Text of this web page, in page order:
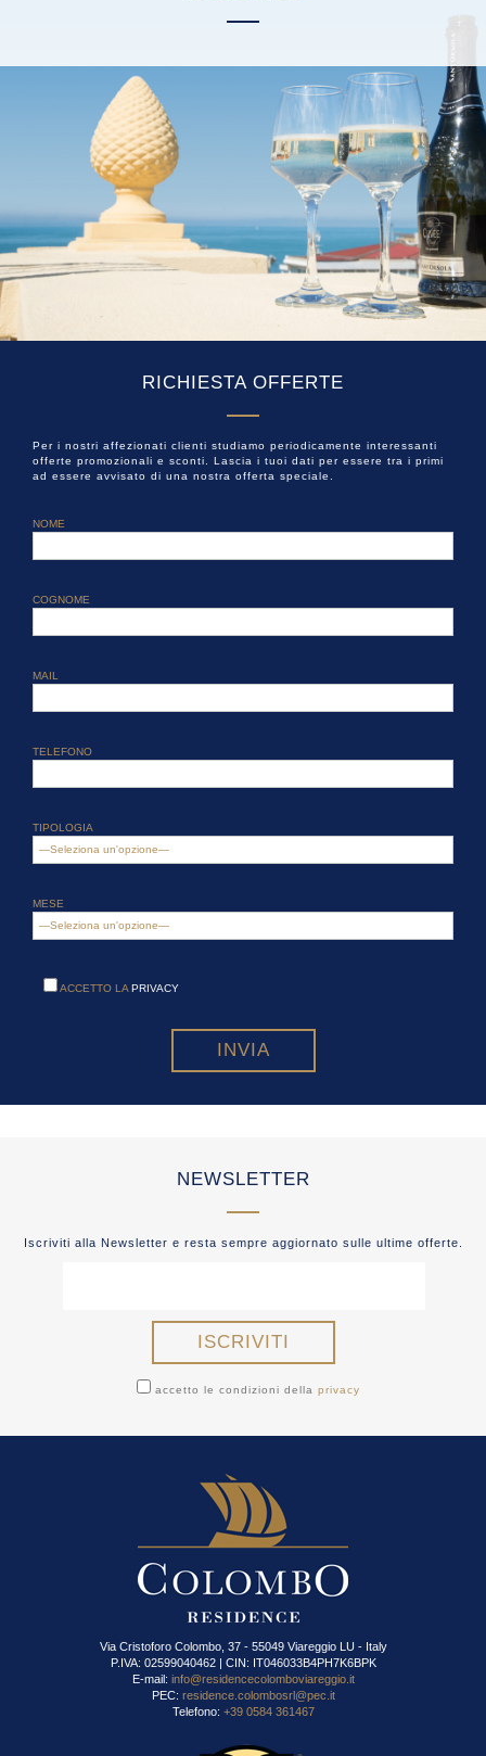
RICHIESTA OFFERTE
Per i nostri affezionati clienti studiamo periodicamente interessanti
offerte promozionali e sconti. Lascia i tuoi dati per essere tra i primi
ad essere avvisato di una nostra offerta speciale.
NOME
COGNOME
MAIL
TELEFONO
TIPOLOGIA
MESE
ACCETTO LAPRIVACY
NEWSLETTER
Iscriviti alla Newsletter e resta sempre aggiornato sulle ultime offerte.
accetto le condizioni dellaprivacy
Via Cristoforo Colombo, 37 - 55049 Viareggio LU - Italy
P.IVA: 02599040462 | CIN: IT046033B4PH7K6BPK
E-mail: info@residencecolomboviareggio.it
PEC: residence.colombosrl@pec.it
Telefono: +39 0584 361467